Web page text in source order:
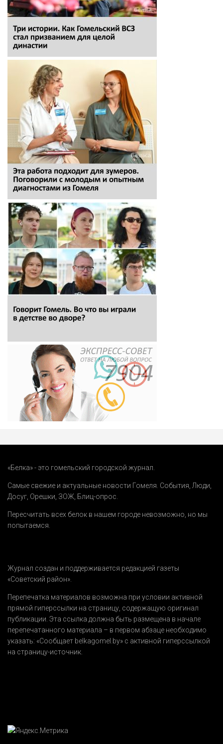
«Белка» - это гомельский городской журнал.
Самые свежие и актуальные новости Гомеля. События Люди
Досуг Орешки ЗОЖ Блиц-опрос
Пересчитать всех белок в нашем городе невозможно, но мы
попытаемся.
Журнал создан и поддерживается редакцией газеты
«Советский район».
Перепечатка материалов возможна при условии активной
прямой гиперссылки на страницу, содержащую оригинал
публикации. Эта ссылка должна быть размещена в начале
перепечатанного материала – в первом абзаце необходимо
указать: «Сообщает belkagomel.by» с активной гиперссылкой
на страницу-источник.